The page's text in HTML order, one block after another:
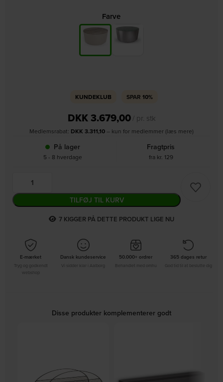
Farve
KUNDEKLUB SPAR 10%
DKK3.679,00/ pr. stk
Medlemsrabat: DKK 3.311,10– kun for medlemmer (læs mere)
På lager
5 - 8 hverdage
Fragtpris
fra kr. 129
TILFØJ TIL KURV
8 KIGGER PÅ DETTE PRODUKT LIGE NU
E-mærket
Tryg og godkendt
Dansk kundeservice
Vi sidder klar i Aalborg
50.000+ ordrer
Behandlet med omhu
365 dages retur
God tid til at beslutte dig
Disse produkter komplementerer godt